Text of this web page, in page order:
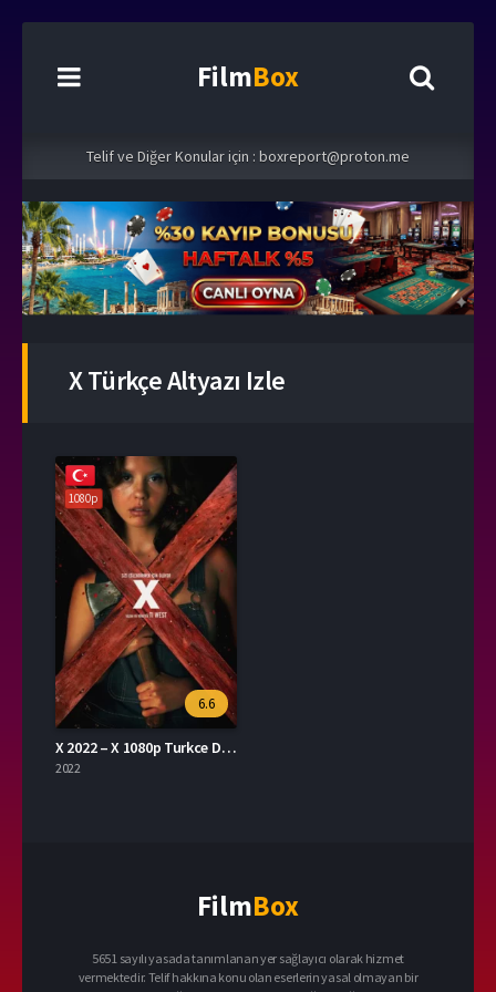
FilmBox
Telif ve Diğer Konular için : boxreport@proton.me
X Türkçe Altyazı Izle
1080p
6.6
X 2022 – X 1080p Turkce Dublaj izle
2022
FilmBox
5651 sayılı yasada tanımlanan yer sağlayıcı olarak hizmet
vermektedir. Telif hakkına konu olan eserlerin yasal olmayan bir